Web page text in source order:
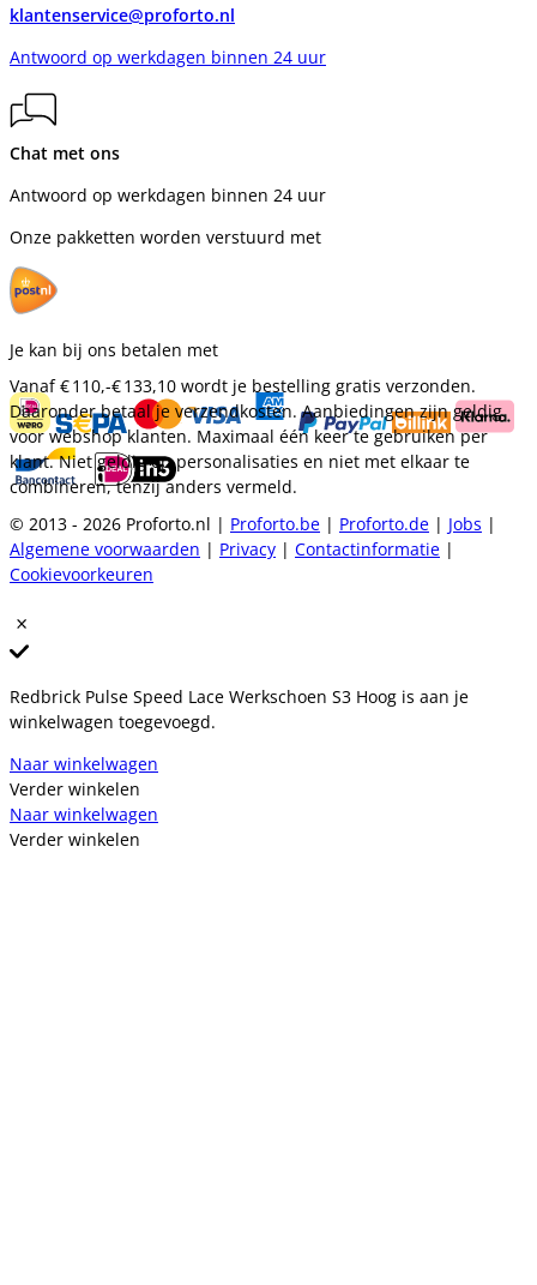
klantenservice@proforto.nl
Antwoord op werkdagen binnen 24 uur
Chat met ons
Antwoord op werkdagen binnen 24 uur
Onze pakketten worden verstuurd met
Je kan bij ons betalen met
Vanaf€ 110,-€ 133,10 wordt je bestelling gratis verzonden.
Daaronder betaal je verzendkosten. Aanbiedingen zijn geldig
voor webshop klanten. Maximaal één keer te gebruiken per
klant. Niet geldig op personalisaties en niet met elkaar te
combineren, tenzij anders vermeld.
© 2013 - 2026 Proforto.nl | Proforto.be | Proforto.de | Jobs |
Algemene voorwaarden | Privacy | Contactinformatie |
Cookievoorkeuren
Redbrick Pulse Speed Lace Werkschoen S3 Hoog is aan je
winkelwagen toegevoegd.
Naar winkelwagen
Verder winkelen
Naar winkelwagen
Verder winkelen